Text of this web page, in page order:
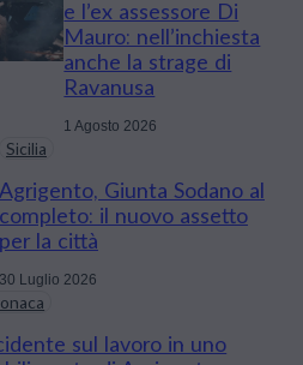
e l’ex assessore Di
Mauro: nell’inchiesta
anche la strage di
Ravanusa
1 Agosto 2026
Sicilia
Agrigento, Giunta Sodano al
completo: il nuovo assetto
la città
30 Luglio 2026
sul lavoro in uno